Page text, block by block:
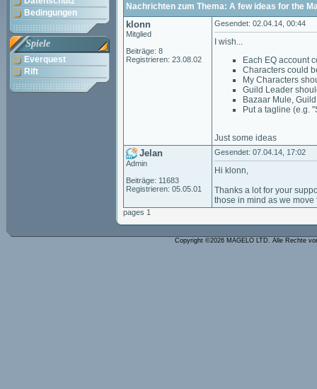
Bedingungen
Spiele
Everquest
Rift
Nachrichten zum Thema: A few ideas for the
klonn
Mitglied
Beiträge: 8
Registrieren: 23.08.02
Gesendet: 02.04.14, 00:44
I wish...
Each EQ account
Characters could
My Characters
Guild Leader
Bazaar Mule,
Put a tagline (e.g.
Just some ideas
Jelan
Admin
Beiträge: 11683
Registrieren: 05.05.01
Gesendet: 07.04.14, 17:02
Hi klonn,
Thanks a lot for your
those in mind as we move
pages 1
Copyright ©2026 MAGELO LTD. Alle Rechte